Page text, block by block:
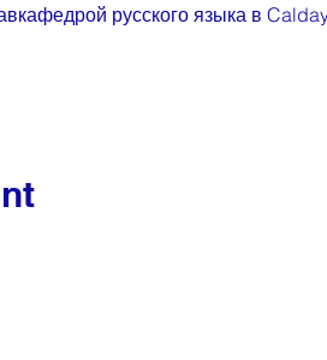
русского языка в